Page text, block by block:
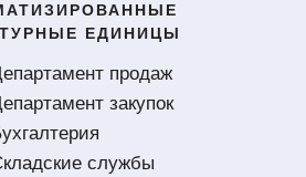
ЕДИНИЦЫ
продаж
закупок
службы